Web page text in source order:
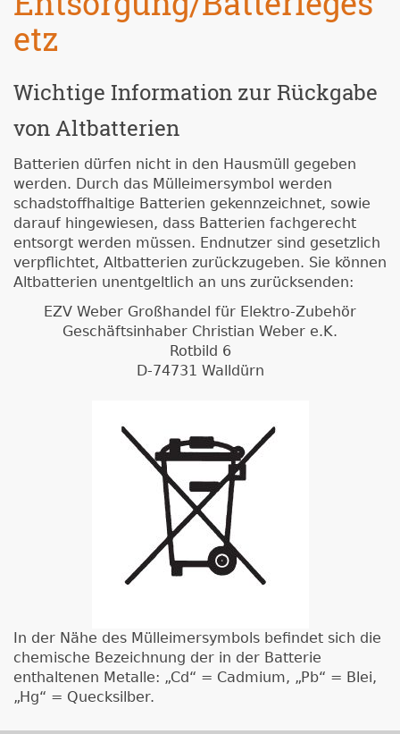
etz
Wichtige Information zur Rückgabe
von Altbatterien
Batterien dürfen nicht in den Hausmüll gegeben
werden. Durch das Mülleimersymbol werden
schadstoffhaltige Batterien gekennzeichnet, sowie
darauf hingewiesen, dass Batterien fachgerecht
entsorgt werden müssen. Endnutzer sind gesetzlich
verpflichtet, Altbatterien zurückzugeben. Sie können
Altbatterien unentgeltlich an uns zurücksenden:
EZV Weber Großhandel für Elektro-Zubehör
Geschäftsinhaber Christian Weber e.K.
Rotbild 6
D-74731 Walldürn
In der Nähe des Mülleimersymbols befindet sich die
chemische Bezeichnung der in der Batterie
enthaltenen Metalle: „Cd“ = Cadmium, „Pb“ = Blei,
„Hg“ = Quecksilber.